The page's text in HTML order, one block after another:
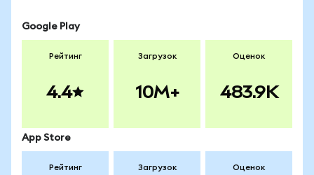
Google Play
Рейтинг
4.4
Загрузок
10M+
Оценок
483.9K
App Store
Рейтинг Загрузок Оценок